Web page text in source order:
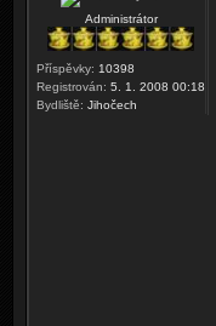
Administrátor
Příspěvky: 10398
Registrován: 5. 1. 2008 00:18
Bydliště: Jihočech